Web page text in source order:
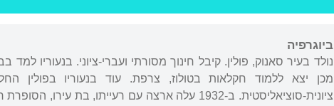
ביוגרפיה
נולד בעיר סאנוק, פולין. קיבל חינוך מסורתי ועברי-ציוני. בנעוריו
מכן יצא ללמוד חקלאות בטולוז, צרפת. עוד בנעוריו בפולין
ציונית-סוציאליסטית. ב-1932 עלה ארצה עם רעייתו,